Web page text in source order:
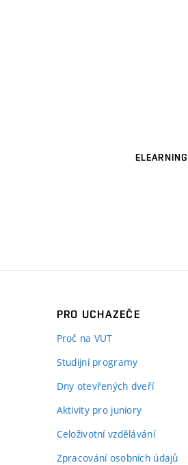
ELEARNING
PRO UCHAZEČE
Proč na VUT
Studijní programy
Dny otevřených dveří
Aktivity pro juniory
Celoživotní vzdělávání
Zpracování osobních údajů